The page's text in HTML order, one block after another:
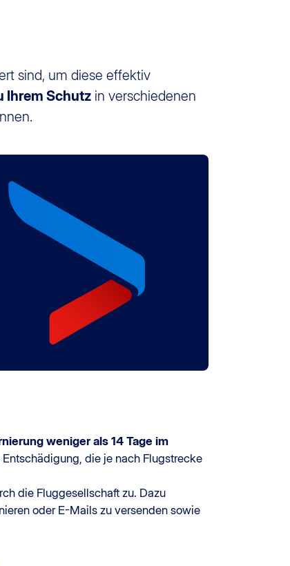
sind, um diese effektiv
Ihrem Schutz in verschiedenen
weniger als 14 Tage im
die je nach Flugstrecke
die Fluggesellschaft zu. Dazu
oder E-Mails zu versenden sowie